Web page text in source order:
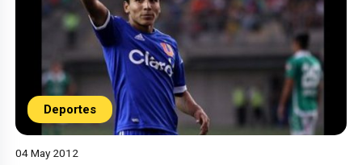
Deportes
04 May 2012